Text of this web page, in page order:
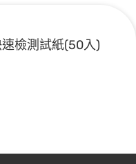
檢測試紙(50入)